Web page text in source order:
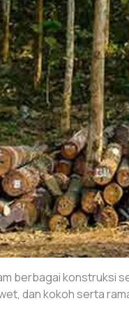
berbagai konstruksi
dan kokoh serta